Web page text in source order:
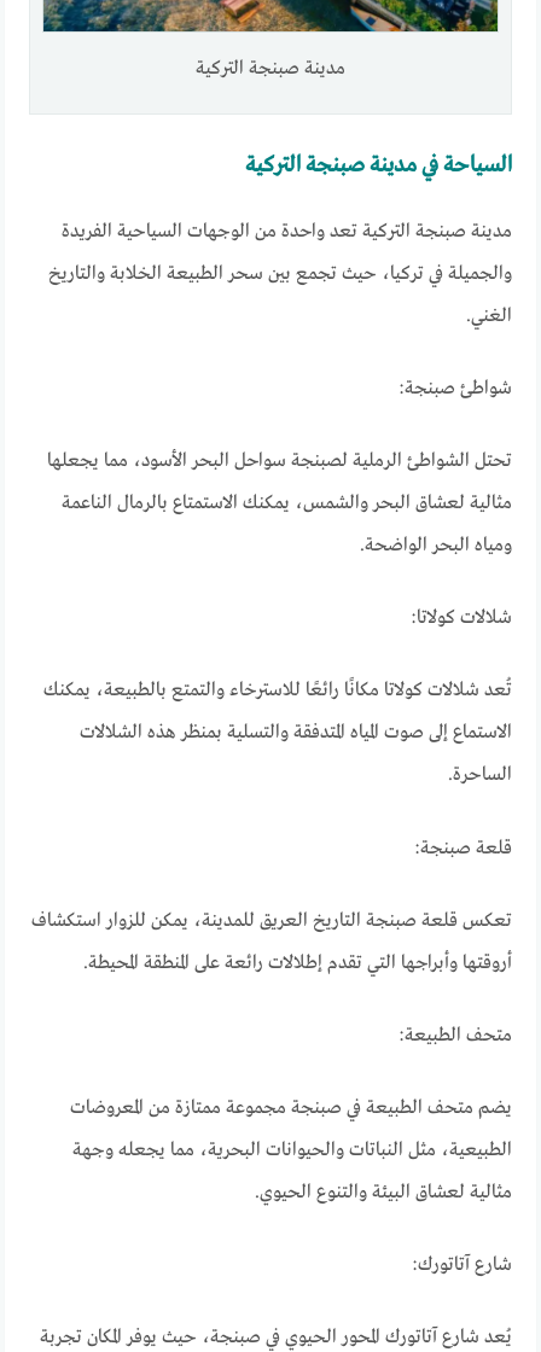
مدينة صبنجة التركية
السياحة في مدينة صبنجة التركية
مدينة صبنجة التركية تعد واحدة من الوجهات السياحية الفريدة
والجميلة في تركيا، حيث تجمع بين سحر الطبيعة الخلابة والتاريخ
الغني.
شواطئ صبنجة:
تحتل الشواطئ الرملية لصبنجة سواحل البحر الأسود، مما يجعلها
مثالية لعشاق البحر والشمس، يمكنك الاستمتاع بالرمال الناعمة
ومياه البحر الواضحة.
شلالات كولاتا:
تُعد شلالات كولاتا مكانًا رائعًا للاسترخاء والتمتع بالطبيعة، يمكنك
الاستماع إلى صوت المياه المتدفقة والتسلية بمنظر هذه الشلالات
الساحرة.
قلعة صبنجة:
تعكس قلعة صبنجة التاريخ العريق للمدينة، يمكن للزوار استكشاف
أروقتها وأبراجها التي تقدم إطلالات رائعة على المنطقة المحيطة.
متحف الطبيعة:
يضم متحف الطبيعة في صبنجة مجموعة ممتازة من المعروضات
الطبيعية، مثل النباتات والحيوانات البحرية، مما يجعله وجهة
مثالية لعشاق البيئة والتنوع الحيوي.
شارع آتاتورك:
يُعد شارع آتاتورك المحور الحيوي في صبنجة، حيث يوفر المكان تجربة